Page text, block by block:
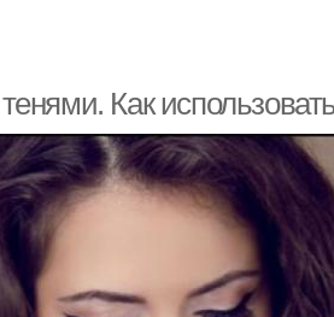
Как